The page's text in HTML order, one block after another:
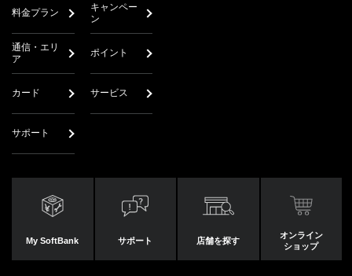
料金プラン
キャンペー
ン
通信・エリ
ア
ポイント
カード サービス
サポート
My SoftBank サポート 店舗を探す
オンライン
ショップ